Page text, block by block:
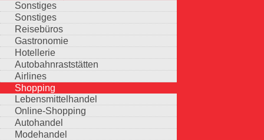
Sonstiges
Sonstiges
Reisebüros
Gastronomie
Hotellerie
Autobahnraststätten
Airlines
Shopping
Lebensmittelhandel
Online-Shopping
Autohandel
Modehandel